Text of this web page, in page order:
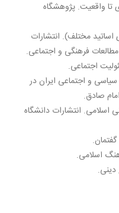
واقعیت. پژوهشگاه
اساتید مختلف). انتشارات
فرهنگی و اجتماعی.
اجتماعی.
و اجتماعی ایران در
صادق.
اسلامی. انتشارات دانشگاه
گفتمان.
اسلامی.
دینی.